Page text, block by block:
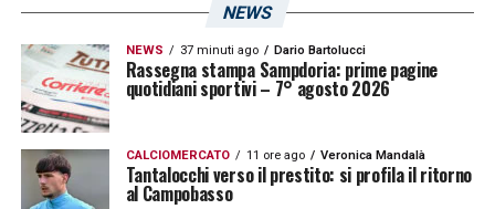
NEWS
NEWS 37 minuti ago Dario Bartolucci
Rassegna stampa Sampdoria: prime pagine
quotidiani sportivi – 7° agosto 2026
CALCIOMERCATO 11 ore ago Veronica Mandalà
Tantalocchi verso il prestito: si profila il ritorno
al Campobasso